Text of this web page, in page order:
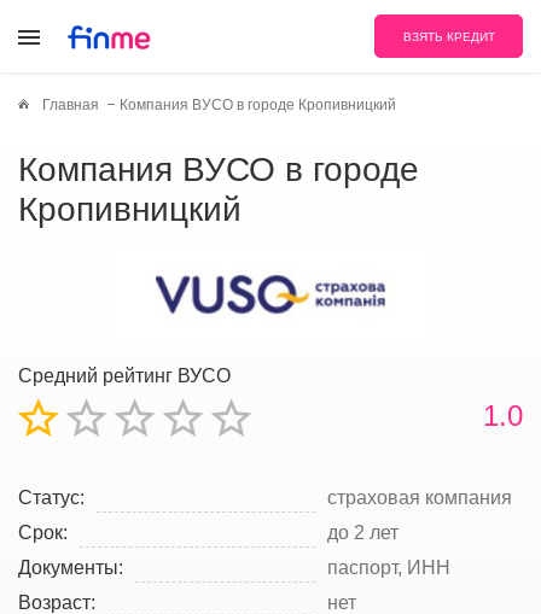
ВЗЯТЬ КРЕДИТ
Главная Компания ВУСО в городе Кропивницкий
Компания ВУСО в городе
Кропивницкий
Средний рейтинг ВУСО
1.0
Статус:
страховая компания
Срок:
до 2 лет
Документы:
паспорт, ИНН
Возраст:
нет